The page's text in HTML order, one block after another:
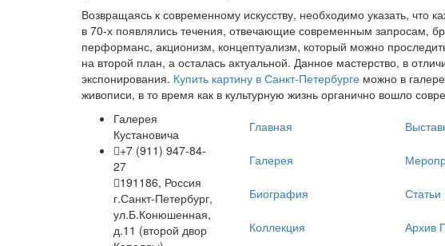
Возвращаясь к современному искусству, необходимо указать,
в 70-х появлялись течения, отвечающие современным запросам,
перформанс, акционизм, концептуализм, который можно
на второй план, а осталась актуальной. Данное мастерство, в
экспонирования. Купить картину в Санкт-Петербурге можно в
живописи, в то время как в культурную жизнь органично вошло
Галерея
Кустановича
+7 (911) 947-84-
27
191186, Россия
г.Санкт-Петербург,
ул.Б.Конюшенная,
д.11 (второй двор
Главная
Галерея
Биография
Коллекция Архив